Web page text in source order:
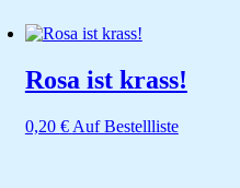
Rosa ist krass!
0,20 € Auf Bestellliste